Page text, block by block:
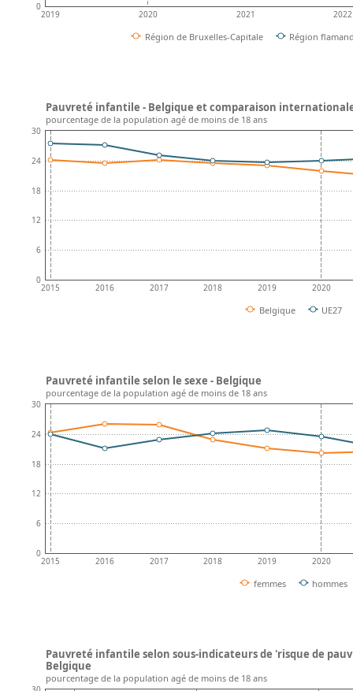
2019 2020 2021 2022
0
Région de Bruxelles-Capitale Région
2015 2016 2017 2018 2019 2020
0
6
12
18
24
30
Belgique UE27
Pauvreté infantile - Belgique et comparaison
pourcentage de la population agé de moins de 18 ans
2015 2016 2017 2018 2019 2020
0
6
12
18
24
30
femmes hommes
Pauvreté infantile selon le sexe - Belgique
pourcentage de la population agé de moins de 18 ans
Pauvreté infantile selon sous-indicateurs de 'risque de
Belgique
pourcentage de la population agé de moins de 18 ans